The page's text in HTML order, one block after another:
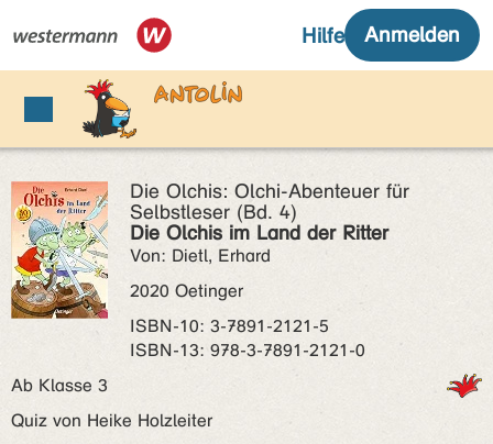
Die Olchis: Olchi-Abenteuer für
Selbstleser (Bd. 4)
Die Olchis im Land der Ritter
Von: Dietl, Erhard
2020 Oetinger
ISBN‑10: 3-7891-2121-5
ISBN‑13: 978-3-7891-2121-0
Ab Klasse 3
Quiz von Heike Holzleiter